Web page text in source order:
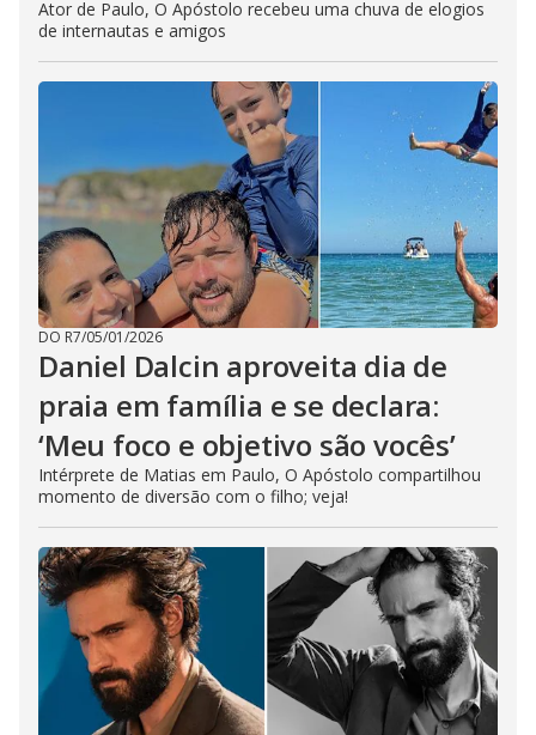
Ator de Paulo, O Apóstolo recebeu uma chuva de elogios
de internautas e amigos
DO R7/05/01/2026
Daniel Dalcin aproveita dia de
praia em família e se declara:
‘Meu foco e objetivo são vocês’
Intérprete de Matias em Paulo, O Apóstolo compartilhou
momento de diversão com o filho; veja!